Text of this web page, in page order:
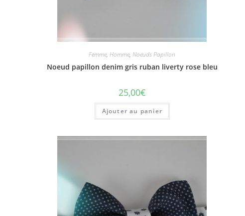
Femme,Homme,Noeuds Papillon
Noeud papillon denim gris ruban liverty rose bleu
25,00€
Ajouter au panier